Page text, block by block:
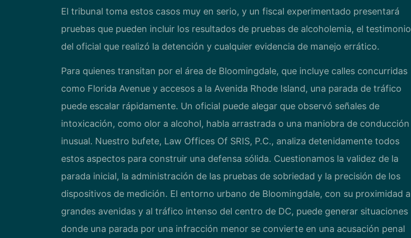
El tribunal toma estos casos muy en serio, y un fiscal experimentado presentará
pruebas que pueden incluir los resultados de pruebas de alcoholemia, el testimonio
del oficial que realizó la detención y cualquier evidencia de manejo errático.
Para quienes transitan por el área de Bloomingdale, que incluye calles concurridas
como Florida Avenue y accesos a la Avenida Rhode Island, una parada de tráfico
puede escalar rápidamente. Un oficial puede alegar que observó señales de
intoxicación, como olor a alcohol, habla arrastrada o una maniobra de conducción
inusual. Nuestro bufete, Law Offices Of SRIS, P.C., analiza detenidamente todos
estos aspectos para construir una defensa sólida. Cuestionamos la validez de la
parada inicial, la administración de las pruebas de sobriedad y la precisión de los
dispositivos de medición. El entorno urbano de Bloomingdale, con su proximidad a
grandes avenidas y al tráfico intenso del centro de DC, puede generar situaciones
donde una parada por una infracción menor se convierte en una acusación penal